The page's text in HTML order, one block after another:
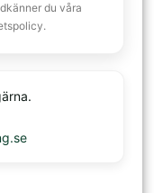
du våra